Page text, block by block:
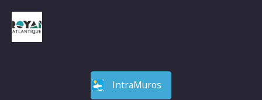
IntraMuros